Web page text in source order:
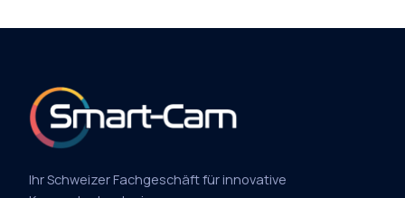
Ihr Schweizer Fachgeschäft für innovative